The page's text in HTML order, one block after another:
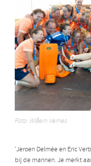
Foto: Willem Vernes
‘Jeroen Delmée en Eric
bij de mannen. Je merkt